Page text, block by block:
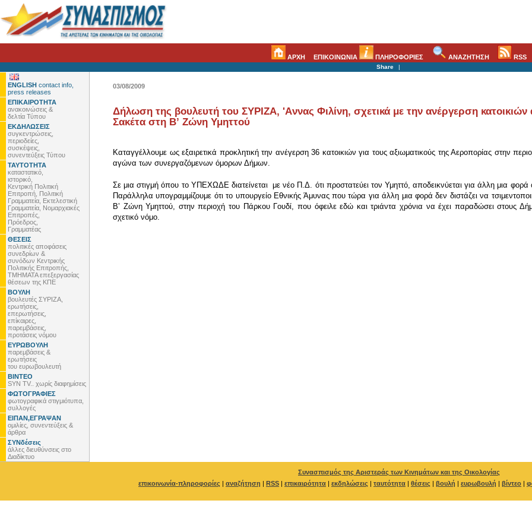
ΑΡΧΗ ΕΠΙΚΟΙΝΩΝΙΑ ΠΛΗΡΟΦΟΡΙΕΣ ΑΝΑΖΗΤΗΣΗ RSS
Share |
ENGLISH contact info,
press releases
ΕΠΙΚΑΙΡΟΤΗΤΑ
ανακοινώσεις &
δελτία Τύπου
ΕΚΔΗΛΩΣΕΙΣ
συγκεντρώσεις,
περιοδείες,
συσκέψεις,
συνεντεύξεις Τύπου
ΤΑΥΤΟΤΗΤΑ
καταστατικό,
ιστορικό,
Κεντρική Πολιτική
Επιτροπή, Πολιτική
Γραμματεία, Εκτελεστική
Γραμματεία, Νομαρχιακές
Επιτροπές,
Πρόεδρος,
Γραμματέας
ΘΕΣΕΙΣ
πολιτικές αποφάσεις
συνεδρίων &
συνόδων Κεντρικής
Πολιτικής Επιτροπής,
ΤΜΗΜΑΤΑ επεξεργασίας
θέσεων της ΚΠΕ
ΒΟΥΛΗ
βουλευτές ΣΥΡΙΖΑ,
ερωτήσεις,
επερωτήσεις,
επίκαιρες,
παρεμβάσεις,
προτάσεις νόμου
ΕΥΡΩΒΟΥΛΗ
παρεμβάσεις &
ερωτήσεις
του ευρωβουλευτή
ΒΙΝΤΕΟ
SYN TV.. χωρίς διαφημίσεις
ΦΩΤΟΓΡΑΦΙΕΣ
φωτογραφικά στιγμιότυπα,
συλλογές
ΕΙΠΑΝ,ΕΓΡΑΨΑΝ
ομιλίες, συνεντεύξεις &
άρθρα
ΣΥΝδέσεις
άλλες διευθύνσεις στο
Διαδίκτυο
03/08/2009
Δήλωση της βουλευτή του ΣΥΡΙΖΑ, 'Aννας Φιλίνη, σχετικά με την ανέργερση
Σακέτα στη Βʼ Ζώνη Υμηττού
Καταγγέλλουμε ως εξαιρετικά προκλητική την ανέγερση 36 κατοικιών για τους αξιωματικούς της Αεροπορίας στην
αγώνα των συνεργαζόμενων όμορων Δήμων.
Σε μια στιγμή όπου το ΥΠΕΧΩΔΕ διατείνεται με νέο Π.Δ. ότι προστατεύει τον Υμηττό, αποδεικνύεται για άλλη μια φορά
Παράλληλα υπογραμμίζουμε ότι το υπουργείο Εθνικής Άμυνας που τώρα για άλλη μια φορά δεν διστάζει να
Βʼ Ζώνη Υμηττού, στην περιοχή του Πάρκου Γουδί, που όφειλε εδώ και τριάντα χρόνια να έχει παραδώσει στους
σχετικό νόμο.
Συνασπισμός της Αριστεράς των Κινημάτων και της Οικολογίας
επικοινωνία-πληροφορίες | αναζήτηση | RSS | επικαιρότητα | εκδηλώσεις | ταυτότητα | θέσεις | βουλή | ευρωβουλή | βίντεο |